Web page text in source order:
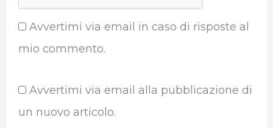
Avvertimi via email in caso di risposte al
mio commento.
Avvertimi via email alla pubblicazione di
un nuovo articolo.